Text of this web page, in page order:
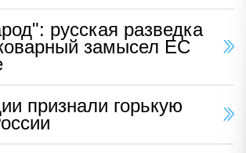
русская разведка
замысел ЕС
признали горькую